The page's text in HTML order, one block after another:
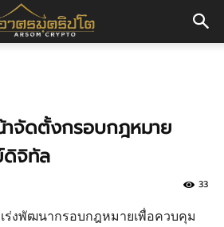
าจัดตั้งกรอบกฎหมาย
จิทัล
33
ร่งพัฒนากรอบกฎหมายเพื่อควบคุม